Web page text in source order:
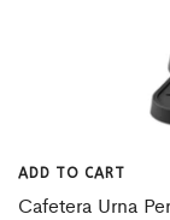
ADD TO CART
Cafetera Urna